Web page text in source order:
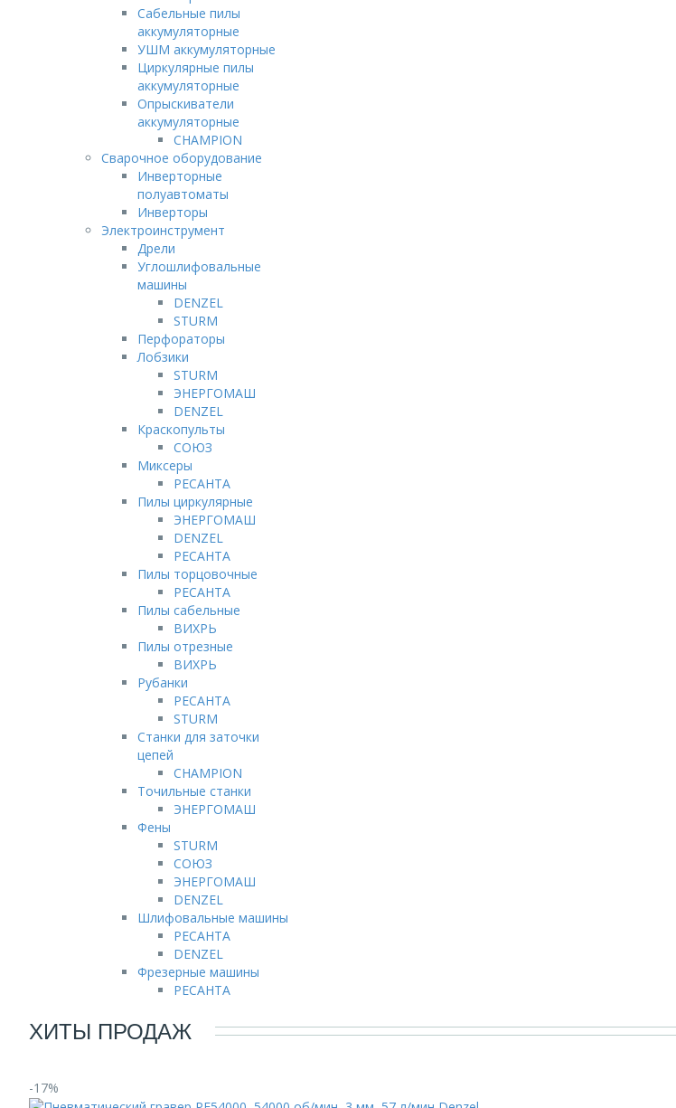
Сабельные пилы
аккумуляторные
УШМ аккумуляторные
Циркулярные пилы
аккумуляторные
Опрыскиватели
аккумуляторные
CHAMPION
Сварочное оборудование
Инверторные
полуавтоматы
Инверторы
Электроинструмент
Дрели
Углошлифовальные
машины
DENZEL
STURM
Перфораторы
Лобзики
STURM
ЭНЕРГОМАШ
DENZEL
Краскопульты
СОЮЗ
Миксеры
РЕСАНТА
Пилы циркулярные
ЭНЕРГОМАШ
DENZEL
РЕСАНТА
Пилы торцовочные
РЕСАНТА
Пилы сабельные
ВИХРЬ
Пилы отрезные
ВИХРЬ
Рубанки
РЕСАНТА
STURM
Станки для заточки
цепей
CHAMPION
Точильные станки
ЭНЕРГОМАШ
Фены
STURM
СОЮЗ
ЭНЕРГОМАШ
DENZEL
Шлифовальные машины
РЕСАНТА
DENZEL
Фрезерные машины
РЕСАНТА
ХИТЫ ПРОДАЖ
-17%